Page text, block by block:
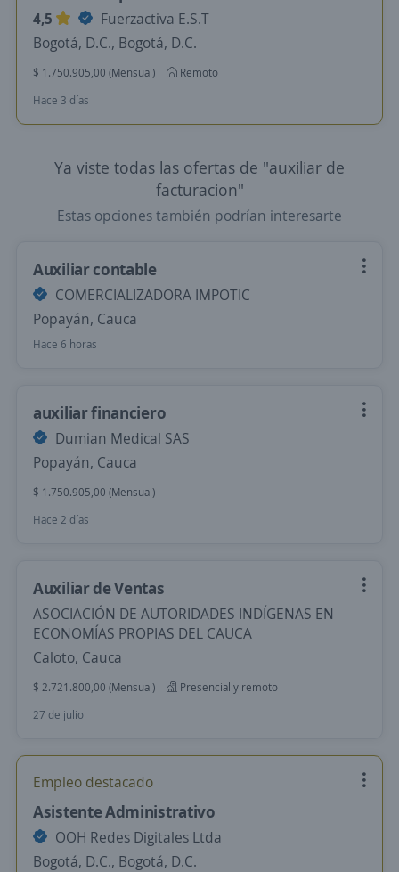
4,5
Fuerzactiva E.S.T
Bogotá, D.C., Bogotá, D.C.
$ 1.750.905,00 (Mensual)
Remoto
Hace 3 días
Ya viste todas las ofertas de "auxiliar de
facturacion"
Estas opciones también podrían interesarte
Auxiliar contable
COMERCIALIZADORA IMPOTIC
Popayán, Cauca
Hace 6 horas
auxiliar financiero
Dumian Medical SAS
Popayán, Cauca
$ 1.750.905,00 (Mensual)
Hace 2 días
Auxiliar de Ventas
ASOCIACIÓN DE AUTORIDADES INDÍGENAS EN
ECONOMÍAS PROPIAS DEL CAUCA
Caloto, Cauca
$ 2.721.800,00 (Mensual)
Presencial y remoto
27 de julio
Empleo destacado
Asistente Administrativo
OOH Redes Digitales Ltda
Bogotá, D.C., Bogotá, D.C.